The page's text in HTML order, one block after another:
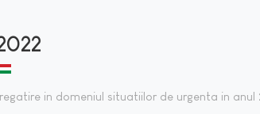
in domeniul situatiilor de urgenta in anul